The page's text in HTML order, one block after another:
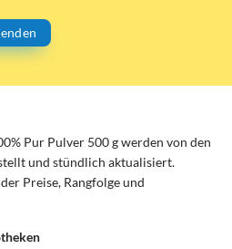
Pur Pulver 500 g werden von den
und stündlich aktualisiert.
Preise, Rangfolge und